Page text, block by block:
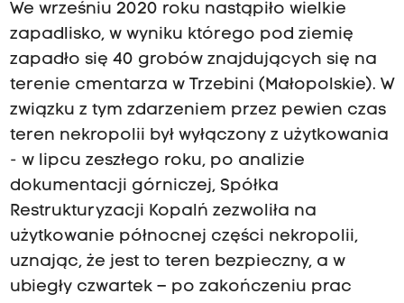
We wrześniu 2020 roku nastąpiło wielkie
zapadlisko, w wyniku którego pod ziemię
zapadło się 40 grobów znajdujących się na
terenie cmentarza w Trzebini (Małopolskie). W
związku z tym zdarzeniem przez pewien czas
teren nekropolii był wyłączony z użytkowania
- w lipcu zeszłego roku, po analizie
dokumentacji górniczej, Spółka
Restrukturyzacji Kopalń zezwoliła na
użytkowanie północnej części nekropolii,
uznając, że jest to teren bezpieczny, a w
ubiegły czwartek – po zakończeniu prac